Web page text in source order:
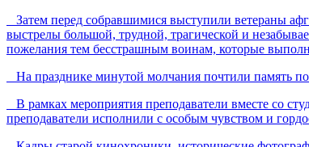
Затем перед собравшимися выступили ветераны
выстрелы большой, трудной, трагической и
пожелания тем бесстрашным воинам, которые
На празднике минутой молчания почтили память
В рамках мероприятия преподаватели вместе со
преподаватели исполнили с особым чувством и